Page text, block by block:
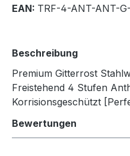
EAN: TRF-4-ANT-ANT-
Beschreibung
Premium Gitterrost
Freistehend 4 Stufen
Korrisionsgeschützt
Bewertungen